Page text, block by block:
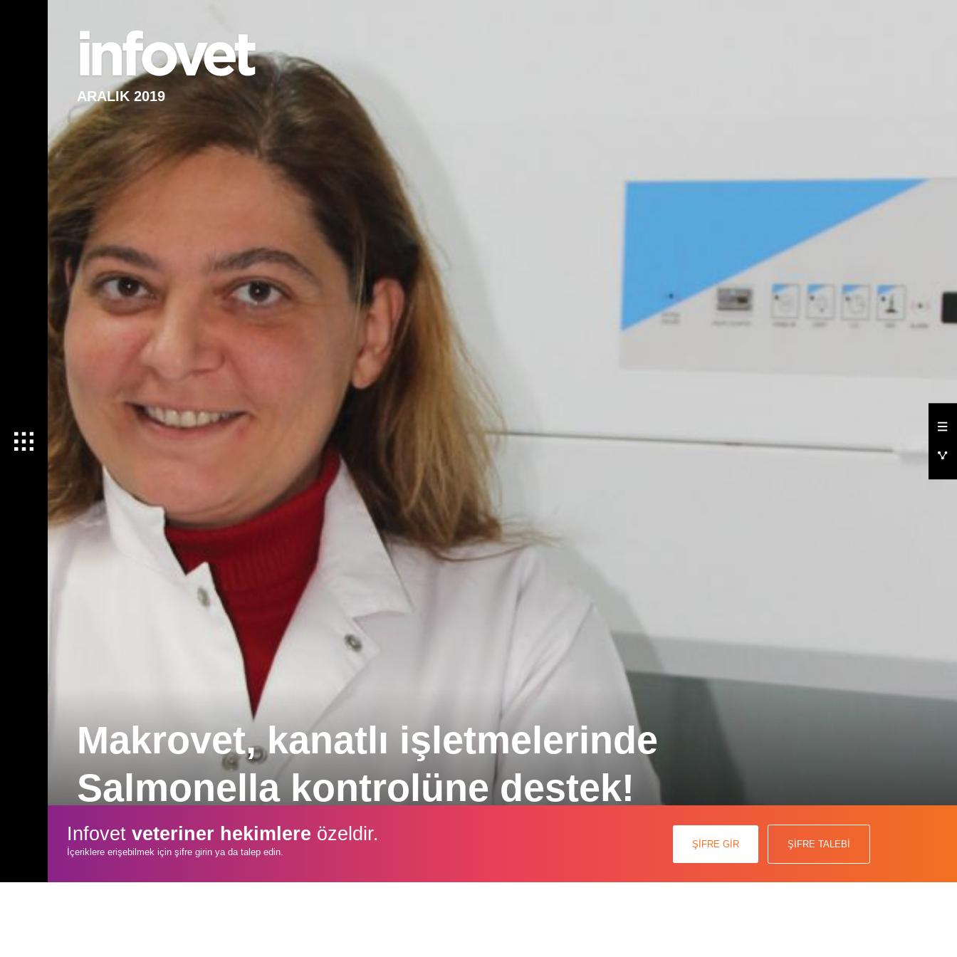
ARALIK 2019
Makrovet, kanatlı işletmelerinde
Salmonella kontrolüne destek!
Makrovet, işletmelere özel kritik kontrol noktaları tespit edip belirli periyotlarda numuneler alarak Salmonella spp düzeyinde
riskleri tespit ediyor ve düzeltici faaliyetler öneriyor.
Infovetveteriner hekimlere özeldir.
İçeriklere erişebilmek için şifre girin ya da talep edin.
ŞİFRE GİR ŞİFRE TALEBİ